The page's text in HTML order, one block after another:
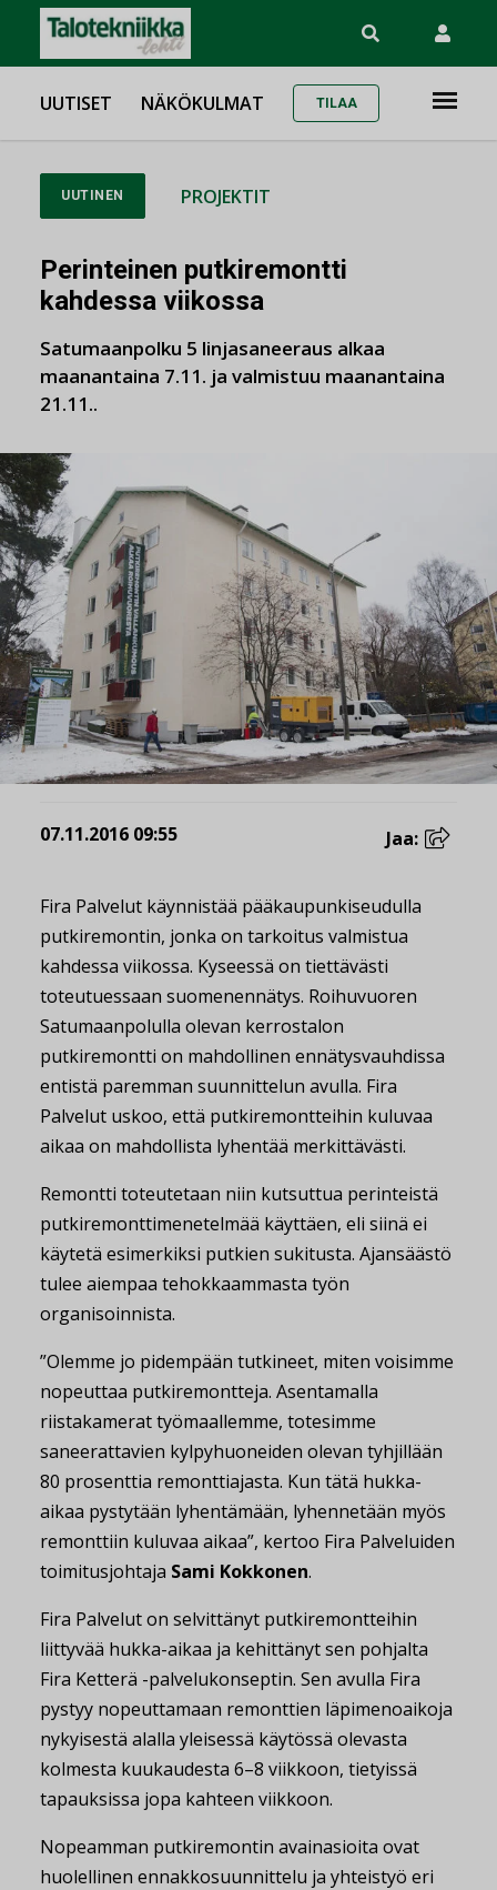
UUTISET NÄKÖKULMAT TILAA
UUTINEN PROJEKTIT
Perinteinen putkiremontti
kahdessa viikossa
Satumaanpolku 5 linjasaneeraus alkaa
maanantaina 7.11. ja valmistuu maanantaina
21.11..
07.11.2016 09:55 Jaa:
Fira Palvelut käynnistää pääkaupunkiseudulla
putkiremontin, jonka on tarkoitus valmistua
kahdessa viikossa. Kyseessä on tiettävästi
toteutuessaan suomenennätys. Roihuvuoren
Satumaanpolulla olevan kerrostalon
putkiremontti on mahdollinen ennätysvauhdissa
entistä paremman suunnittelun avulla. Fira
Palvelut uskoo, että putkiremontteihin kuluvaa
aikaa on mahdollista lyhentää merkittävästi.
Remontti toteutetaan niin kutsuttua perinteistä
putkiremonttimenetelmää käyttäen, eli siinä ei
käytetä esimerkiksi putkien sukitusta. Ajansäästö
tulee aiempaa tehokkaammasta työn
organisoinnista.
”Olemme jo pidempään tutkineet, miten voisimme
nopeuttaa putkiremontteja. Asentamalla
riistakamerat työmaallemme, totesimme
saneerattavien kylpyhuoneiden olevan tyhjillään
80 prosenttia remonttiajasta. Kun tätä hukka-
aikaa pystytään lyhentämään, lyhennetään myös
remonttiin kuluvaa aikaa”, kertoo Fira Palveluiden
toimitusjohtaja Sami Kokkonen.
Fira Palvelut on selvittänyt putkiremontteihin
liittyvää hukka-aikaa ja kehittänyt sen pohjalta
Fira Ketterä -palvelukonseptin. Sen avulla Fira
pystyy nopeuttamaan remonttien läpimenoaikoja
nykyisestä alalla yleisessä käytössä olevasta
kolmesta kuukaudesta 6–8 viikkoon, tietyissä
tapauksissa jopa kahteen viikkoon.
Nopeamman putkiremontin avainasioita ovat
huolellinen ennakkosuunnittelu ja yhteistyö eri